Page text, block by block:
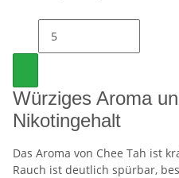
Würziges Aroma
Nikotingehalt
Das Aroma von Chee Tah ist
Rauch ist deutlich spürbar,